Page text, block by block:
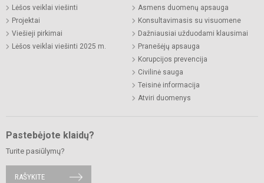
Lėšos veiklai viešinti
Projektai
Viešieji pirkimai
Lėšos veiklai viešinti 2025 m.
Asmens duomenų apsauga
Konsultavimasis su visuomene
Dažniausiai užduodami klausimai
Pranešėjų apsauga
Korupcijos prevencija
Civilinė sauga
Teisinė informacija
Atviri duomenys
Pastebėjote klaidų?
Turite pasiūlymų?
RAŠYKITE